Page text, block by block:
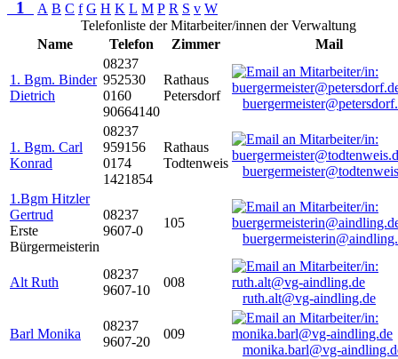
1 A B C f G H K L M P R S v W
Telefonliste der Mitarbeiter/innen der Verwaltung
Name
Telefon Zimmer Mail
1. Bgm. Binder
Dietrich
08237
952530
0160
90664140
Rathaus
Petersdorf
1. Bgm. Carl
Konrad
08237
959156
0174
1421854
Rathaus
Todtenweis
1.Bgm Hitzler
Gertrud
Erste
Bürgermeisterin
08237
9607-0
105
Alt Ruth
08237
9607-10
008
ruth.alt@vg-aindling.de
Barl Monika
08237
9607-20
009
monika.barl@vg-